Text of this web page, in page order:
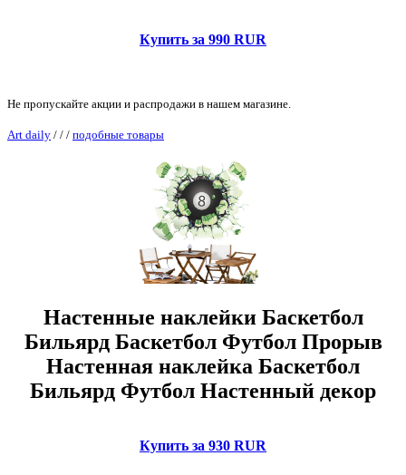
Купить за 990 RUR
Не пропускайте акции и распродажи в нашем магазине.
Art daily / / / подобные товары
Настенные наклейки Баскетбол
Бильярд Баскетбол Футбол Прорыв
Настенная наклейка Баскетбол
Бильярд Футбол Настенный декор
Купить за 930 RUR